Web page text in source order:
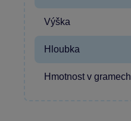
Výška
Hloubka
Hmotnost v gramech